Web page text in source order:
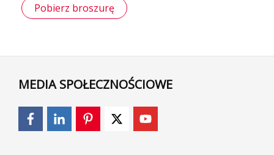
Pobierz broszurę
MEDIA SPOŁECZNOŚCIOWE